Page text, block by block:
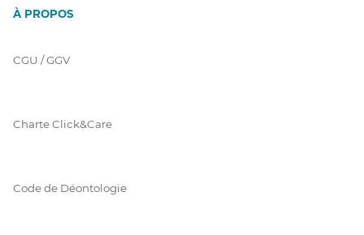
À PROPOS
CGU / GGV
Charte Click&Care
Code de Déontologie